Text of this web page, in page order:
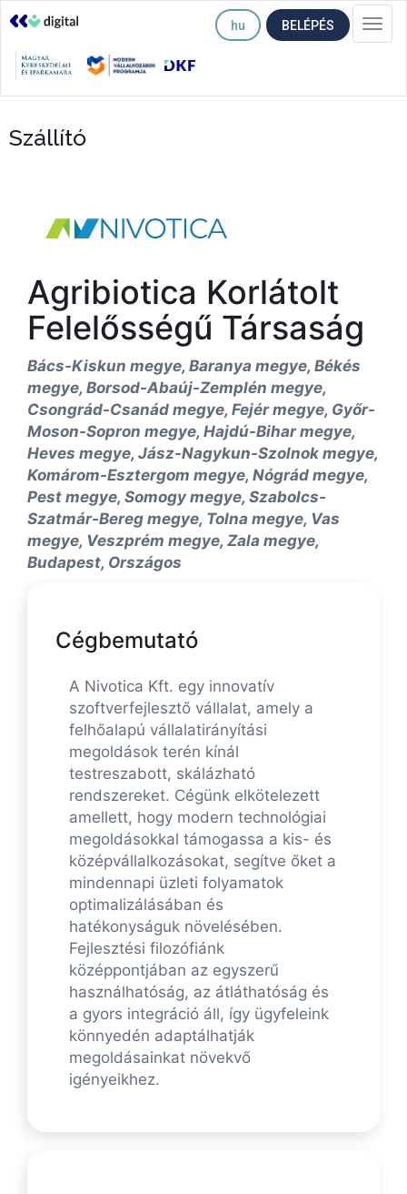
hu BELÉPÉS
Szállító
Agribiotica Korlátolt
Felelősségű Társaság
Bács-Kiskun megye, Baranya megye, Békés
megye, Borsod-Abaúj-Zemplén megye,
Csongrád-Csanád megye, Fejér megye, Győr-
Moson-Sopron megye, Hajdú-Bihar megye,
Heves megye, Jász-Nagykun-Szolnok megye,
Komárom-Esztergom megye, Nógrád megye,
Pest megye, Somogy megye, Szabolcs-
Szatmár-Bereg megye, Tolna megye, Vas
megye, Veszprém megye, Zala megye,
Budapest, Országos
Cégbemutató
A Nivotica Kft. egy innovatív
szoftverfejlesztő vállalat, amely a
felhőalapú vállalatirányítási
megoldások terén kínál
testreszabott, skálázható
rendszereket. Cégünk elkötelezett
amellett, hogy modern technológiai
megoldásokkal támogassa a kis- és
középvállalkozásokat, segítve őket a
mindennapi üzleti folyamatok
optimalizálásában és
hatékonyságuk növelésében.
Fejlesztési filozófiánk
középpontjában az egyszerű
használhatóság, az átláthatóság és
a gyors integráció áll, így ügyfeleink
könnyedén adaptálhatják
megoldásainkat növekvő
igényeikhez.